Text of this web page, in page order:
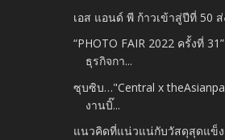
เอส แอนด์ พี ก้าวเข้าสู่ปีที่ 50
“PHOTO FAIR 2022 ครั้งที่
ธุรกิจกา...
ซุบซิบ…"Central x
งานบิ๊...
แนวคิดที่แน่วแน่กับวัสดุสุดแข็ง